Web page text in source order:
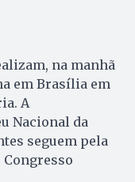
na manhã
em Brasília em
A
Nacional da
seguem pela